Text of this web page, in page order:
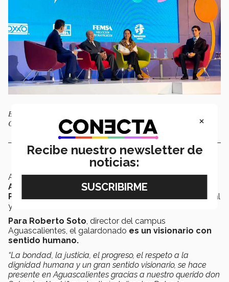
Empresario hidrocálido recibe Premio Eugenio Garza Sada 2022. |
Cortesía: Roberto Soto
Asimismo, en2021 fue reconocido por el H.
Ayuntamiento de Aguascalientes como
Predilecto de la Ciudad”
, por su actividad empresarial
y contribución a la sociedad.
Para Roberto Soto , director del campus
Aguascalientes, el galardonado es un visionario con
sentido humano.
“La bondad, la justicia, el progreso, el respeto a la
dignidad humana y un gran sentido visionario, se hace
presente en Aguascalientes gracias a nuestro querido don
×
Recibe nuestro newsletter de
noticias: